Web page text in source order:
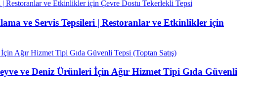
ve Servis Tepsileri | Restoranlar ve Etkinlikler için
ve Deniz Ürünleri İçin Ağır Hizmet Tipi Gıda Güvenli